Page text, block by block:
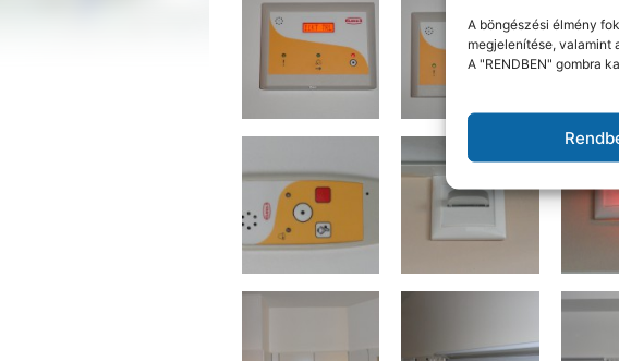
A böngészési élmény
megjelenítése, valamint
A "RENDBEN" gombra